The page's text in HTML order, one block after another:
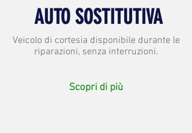
AUTO SOSTITUTIVA
Veicolo di cortesia disponibile durante le
riparazioni, senza interruzioni.
Scopri di più